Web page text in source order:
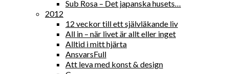
Sub Rosa – Det japanska husets…
2012
12 veckor till ett självläkande liv
All in – när livet är allt eller inget
Alltid i mitt hjärta
AnsvarsFull
Att leva med konst & design